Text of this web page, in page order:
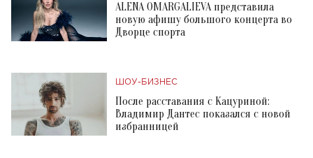
ALENA OMARGALIEVA представила
новую афишу большого концерта во
Дворце спорта
ШОУ-БИЗНЕС
После расставания с Кацуриной:
Владимир Дантес показался с новой
избранницей